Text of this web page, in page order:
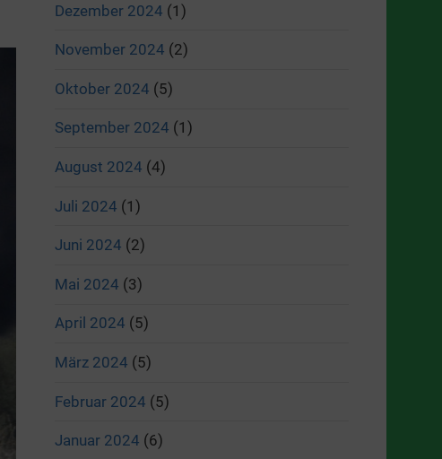
Dezember 2024 (1)
November 2024 (2)
Oktober 2024 (5)
September 2024 (1)
August 2024 (4)
Juli 2024 (1)
Juni 2024 (2)
Mai 2024 (3)
April 2024 (5)
März 2024 (5)
Februar 2024 (5)
Januar 2024 (6)